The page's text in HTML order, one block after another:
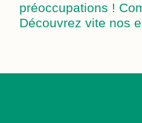
préoccupations !
Découvrez vite nos